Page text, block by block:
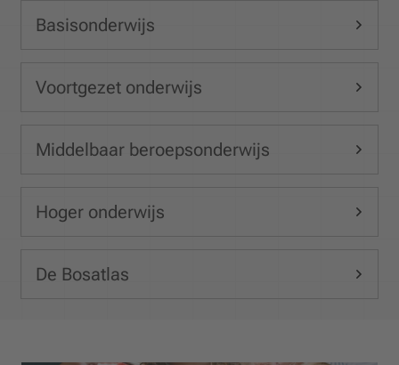
Basisonderwijs
Voortgezet onderwijs
Middelbaar beroepsonderwijs
Hoger onderwijs
De Bosatlas